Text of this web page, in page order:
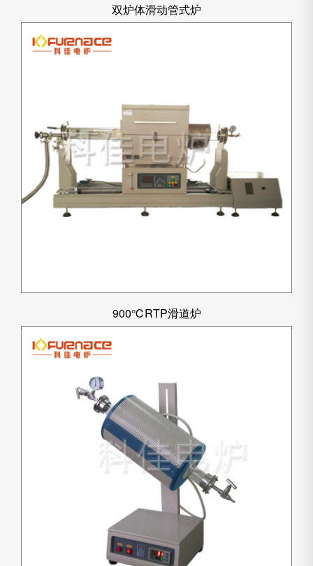
双炉体滑动管式炉
900℃RTP滑道炉